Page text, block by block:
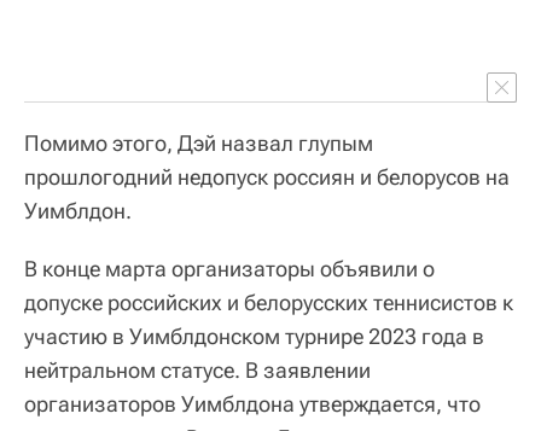
Помимо этого, Дэй назвал глупым
прошлогодний недопуск россиян и белорусов на
Уимблдон.
В конце марта организаторы объявили о
допуске российских и белорусских теннисистов к
участию в Уимблдонском турнире 2023 года в
нейтральном статусе. В заявлении
организаторов Уимблдона утверждается, что